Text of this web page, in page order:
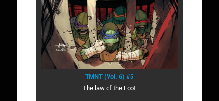
TMNT (Vol. 6) #5
The law of the Foot